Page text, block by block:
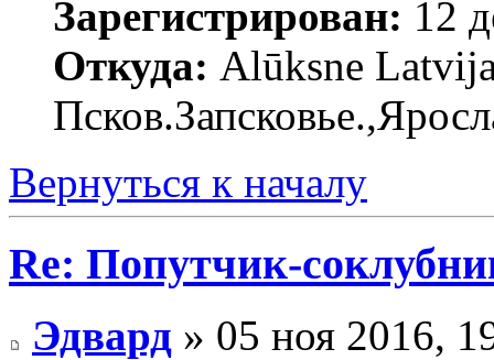
Зарегистрирован: 12
Откуда: Alūksne
Вернуться к началу
Re: Попутчик-
Эдвард » 05 ноя 2016,